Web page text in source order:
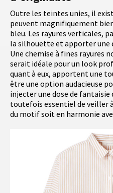
Outre les teintes unies, il
peuvent magnifiquement
bleu. Les rayures verticales,
la silhouette et apporter une
Une chemise à fines rayures
serait idéale pour un look
quant à eux, apportent une
être une option audacieuse
injecter une dose de fantaisie
toutefois essentiel de veiller
du motif soit en harmonie